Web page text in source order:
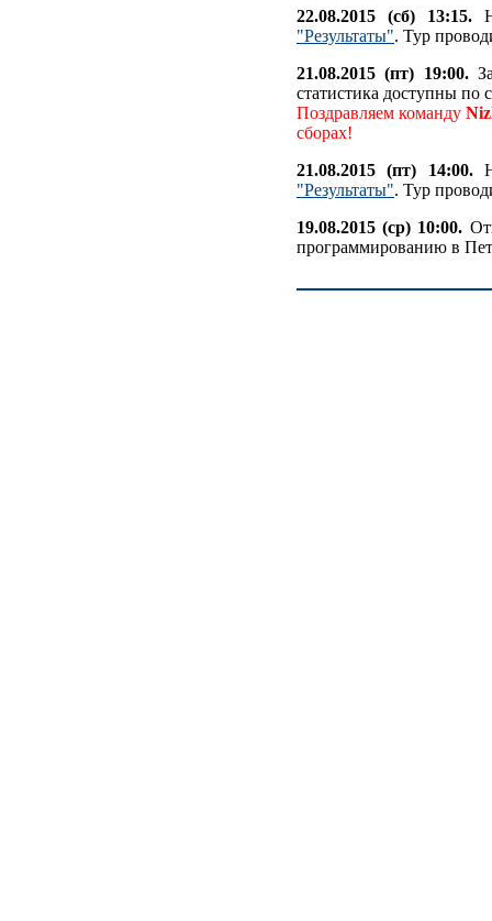
22.08.2015 (сб) 13:15.
"Результаты". Тур
21.08.2015 (пт) 19:00.
статистика доступны по
Поздравляем команду
сборах!
21.08.2015 (пт) 14:00.
"Результаты". Тур
19.08.2015 (ср) 10:00.
программированию в